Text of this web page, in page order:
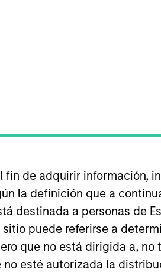
fin de adquirir información,
la definición que a
destinada a personas de
puede referirse a
que no está dirigida a,
esté autorizada la